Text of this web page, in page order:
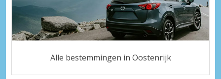
Alle bestemmingen in Oostenrijk